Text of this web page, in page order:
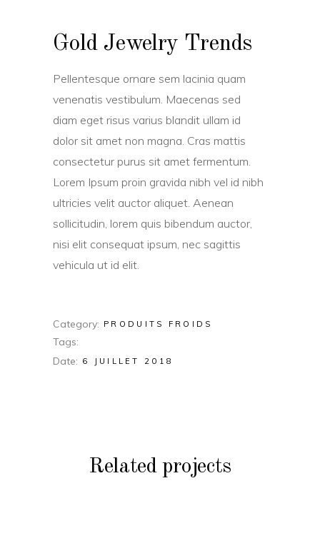
Gold Jewelry Trends
Pellentesque ornare sem lacinia quam
venenatis vestibulum. Maecenas sed
diam eget risus varius blandit ullam id
dolor sit amet non magna. Cras mattis
consectetur purus sit amet fermentum.
Lorem Ipsum proin gravida nibh vel id nibh
ultricies velit auctor aliquet. Aenean
sollicitudin, lorem quis bibendum auctor,
nisi elit consequat ipsum, nec sagittis
vehicula ut id elit.
Category PRODUITS FROIDS
Tags
Date
6 JUILLET 2018
Related projects